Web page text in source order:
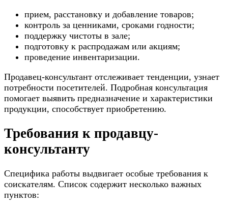
прием, расстановку и добавление товаров;
контроль за ценниками, сроками годности;
поддержку чистоты в зале;
подготовку к распродажам или акциям;
проведение инвентаризации.
Продавец-консультант отслеживает тенденции, узнает
потребности посетителей. Подробная консультация
помогает выявить предназначение и характеристики
продукции, способствует приобретению.
Требования к продавцу-
консультанту
Специфика работы выдвигает особые требования к
соискателям. Список содержит несколько важных
пунктов: